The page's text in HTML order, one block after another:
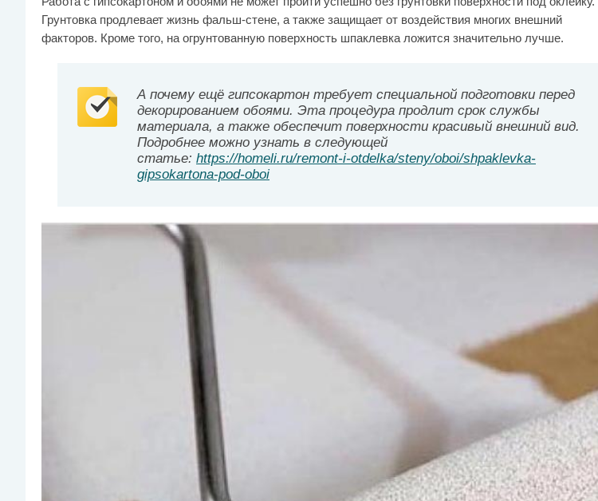
Грунтовка продлевает жизнь фальш-стене, а также защищает от воздействия многих внешний
факторов. Кроме того, на огрунтованную поверхность шпаклевка ложится значительно лучше.
А почему ещё гипсокартон требует специальной подготовки перед
декорированием обоями. Эта процедура продлит срок службы
материала, а также обеспечит поверхности красивый внешний вид.
Подробнее можно узнать в следующей
статье: https://homeli.ru/remont-i-otdelka/steny/oboi/shpaklevka-
gipsokartona-pod-oboi